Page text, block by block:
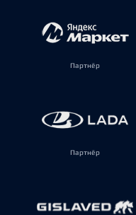
Партнёр
Партнёр